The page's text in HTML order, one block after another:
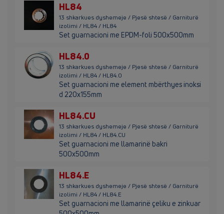
HL84
13 shkarkues dyshemeje / Pjesë shtesë / Garniturë
izolimi / HL84 / HL84
Set guarnacioni me EPDM-foli 500x500mm
HL84.0
13 shkarkues dyshemeje / Pjesë shtesë / Garniturë
izolimi / HL84 / HL84.0
Set guarnacioni me element mbërthyes inoksi
d 220x155mm
HL84.CU
13 shkarkues dyshemeje / Pjesë shtesë / Garniturë
izolimi / HL84 / HL84.CU
Set guarnacioni me llamarinë bakri
500x500mm
HL84.E
13 shkarkues dyshemeje / Pjesë shtesë / Garniturë
izolimi / HL84 / HL84.E
Set guarnacioni me llamarinë çeliku e zinkuar